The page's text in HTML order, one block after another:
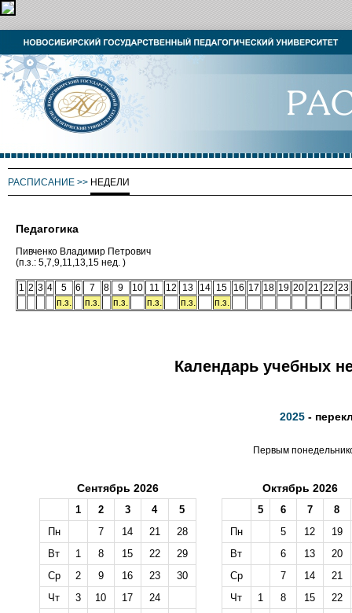
РАСПИСАНИЕ >> НЕДЕЛИ
Педагогика
Пивченко Владимир Петрович
(п.з.: 5,7,9,11,13,15 нед. )
1 2 3 4 5 6 7 8 9 10 11 12 13 14 15 16 17 18 19 20 21 22 23
п.з.
п.з. п.з. п.з. п.з. п.з.
Календарь учебных
2025 -
Первым
Сентябрь 2026
1 2 3 4
5
Пн
7 14 21
28
Вт
1 8 15 22
29
Ср
2 9 16 23
30
Чт
3 10 17
24
Октябрь 2026
5 6 7
8
Пн
5 12
19
Вт
6 13
20
Ср
7 14
21
Чт
1 8 15
22